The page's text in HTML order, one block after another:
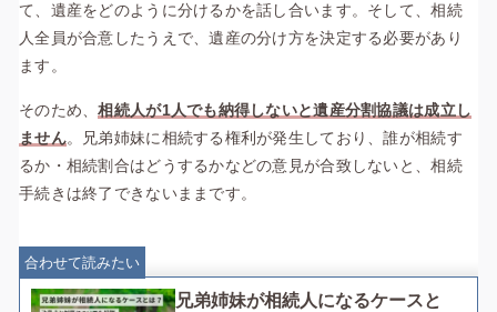
て、遺産をどのように分けるかを話し合います。そして、相続
人全員が合意したうえで、遺産の分け方を決定する必要があり
ます。
そのため、相続人が1人でも納得しないと遺産分割協議は成立し
ません。兄弟姉妹に相続する権利が発生しており、誰が相続す
るか・相続割合はどうするかなどの意見が合致しないと、相続
手続きは終了できないままです。
合わせて読みたい
兄弟姉妹が相続人になるケースと